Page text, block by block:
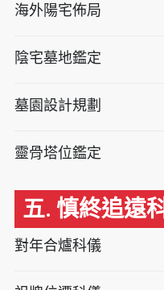
海外陽宅佈局
陰宅墓地鑑定
墓園設計規劃
靈骨塔位鑑定
五. 慎終追遠
對年合爐科儀